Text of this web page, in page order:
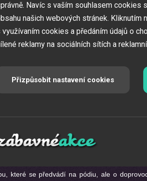
Zajistíme Vám jednotlivé umělce na Vaši
zábavných a firemních akcí.
modelování balónků
modelování balónků a mraky malých a
Soukromé akce na zahradě, venkovní
dny, teambulding atd...
které se předvádí na pódiu, ale o
Navíc s vaším souhlasem cookies
našich webových stránek. Kliknutím
využívaním cookies a předáním údajů o
reklamy na sociálních sítích a
Přizpůsobit nastavení cookies